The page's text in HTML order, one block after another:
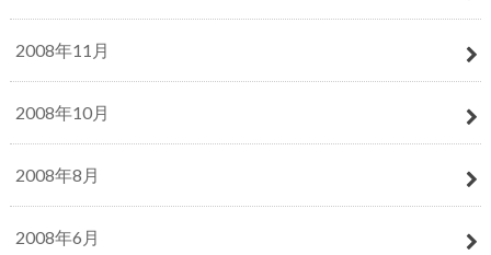
2008年11月
2008年10月
2008年8月
2008年6月